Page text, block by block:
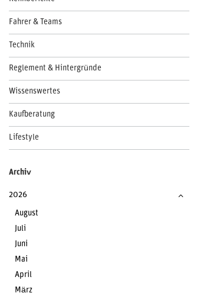
Fahrer & Teams
Technik
Reglement & Hintergründe
Wissenswertes
Kaufberatung
Lifestyle
Archiv
2026
August
Juli
Juni
Mai
April
März